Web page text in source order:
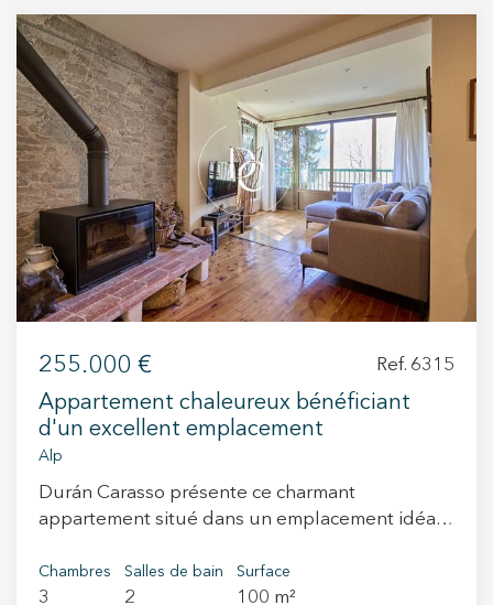
GROUPE DC
CONTACT
+34 935 178 067
ES CA EN
255.000 € Ref. 6315
Appartement chaleureux bénéficiant
d'un excellent emplacement
Alp
Durán Carasso présente ce charmant
appartement situé dans un emplacement idéal
combinent confort, tranquillité et nature. Le
séjour se distingue par sa luminosité et son
Chambres
3
Salles de bain
2
Surface
100 m²